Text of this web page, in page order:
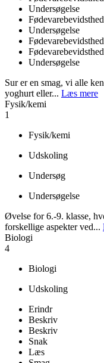
Undersøgelse
Fødevarebevidsthed
Undersøgelse
Fødevarebevidsthed
Fødevarebevidsthed
Undersøgelse
Sur er en smag, vi alle
yoghurt eller... Læs mere
Fysik/kemi
1
Fysik/kemi
Udskoling
Undersøg
Undersøgelse
Øvelse for 6.-9. klasse,
forskellige aspekter ved...
Biologi
4
Biologi
Udskoling
Erindr
Beskriv
Beskriv
Snak
Læs